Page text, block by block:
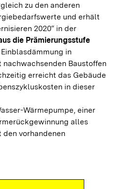
zu den anderen
und erhält
2020“ in der
die Prämierungsstufe
in
Baustoffen
erreicht das Gebäude
in dieser
Wärmepumpe, einer
alles
vorhandenen